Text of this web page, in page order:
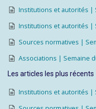
Institutions et autorités |
Institutions et autorités |
Sources normatives |
Associations | Semaine
Les articles les plus récents
Institutions et autorités |